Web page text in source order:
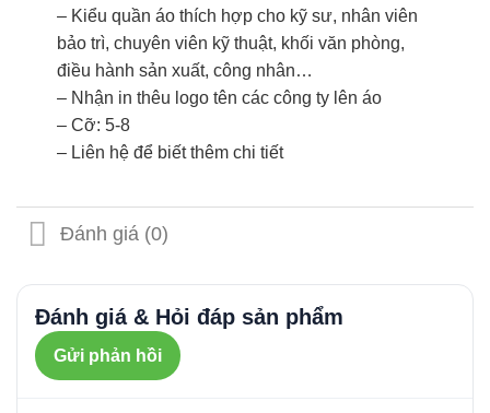
– Kiểu quần áo thích hợp cho kỹ sư, nhân viên
bảo trì, chuyên viên kỹ thuật, khối văn phòng,
điều hành sản xuất, công nhân…
– Nhận in thêu logo tên các công ty lên áo
– Cỡ: 5-8
– Liên hệ để biết thêm chi tiết
Đánh giá (0)
Đánh giá & Hỏi đáp sản phẩm
Gửi phản hồi